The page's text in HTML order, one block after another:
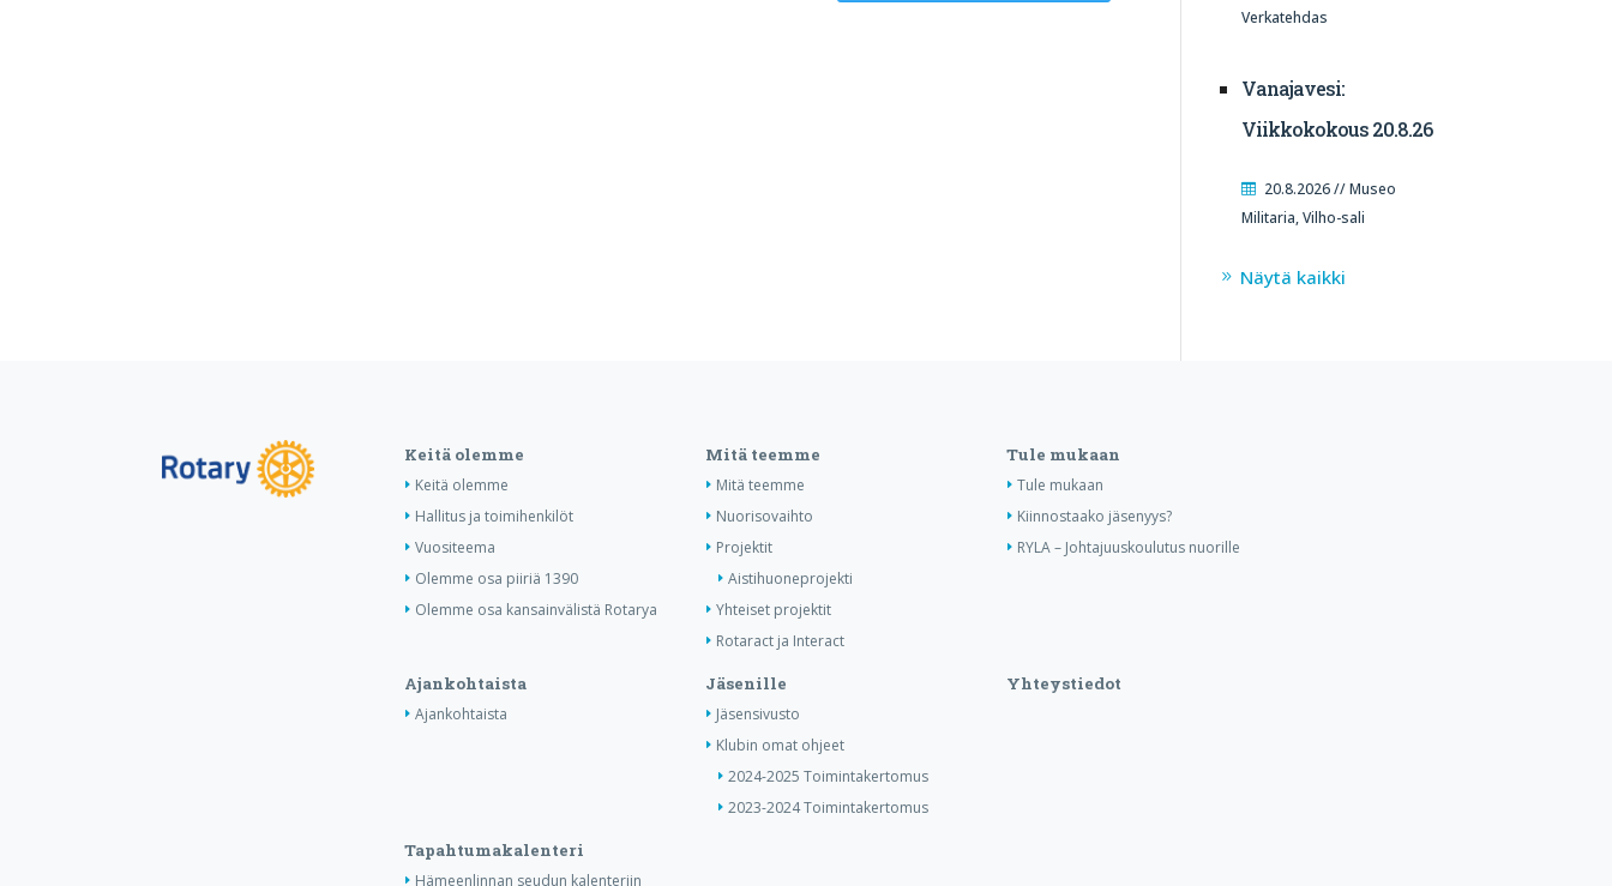
Verkatehdas
Vanajavesi:
Viikkokokous 20.8.26
20.8.2026 // Museo
Militaria, Vilho-sali
Näytä kaikki
Keitä olemme
Keitä olemme
Hallitus ja toimihenkilöt
Vuositeema
Olemme osa piiriä 1390
Olemme osa kansainvälistä Rotarya
Mitä teemme
Mitä teemme
Nuorisovaihto
Projektit
Aistihuoneprojekti
Yhteiset projektit
Rotaract ja Interact
Tule mukaan
Tule mukaan
Kiinnostaako jäsenyys?
RYLA – Johtajuuskoulutus nuorille
Ajankohtaista
Ajankohtaista
Jäsenille
Jäsensivusto
Klubin omat ohjeet
2024-2025 Toimintakertomus
2023-2024 Toimintakertomus
Yhteystiedot
Tapahtumakalenteri
Hämeenlinnan seudun kalenteriin